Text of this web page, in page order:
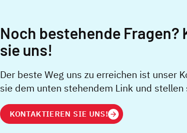
Noch bestehende Fragen?
sie uns!
Der beste Weg uns zu erreichen ist unser
sie dem unten stehendem Link und stellen
KONTAKTIEREN SIE UNS!